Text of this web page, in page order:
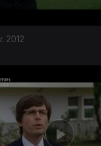
2012